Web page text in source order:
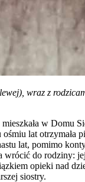
wraz z
w Domu
lat otrzymała
lat, pomimo
wrócić do rodziny:
opieki nad
siostry.